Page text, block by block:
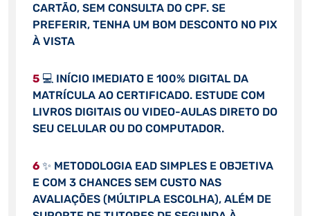
CARTÃO, SEM CONSULTA DO CPF. SE
PREFERIR, TENHA UM BOM DESCONTO NO PIX
À VISTA
5💻 INÍCIO IMEDIATO E 100% DIGITAL DA
MATRÍCULA AO CERTIFICADO. ESTUDE COM
LIVROS DIGITAIS OU VIDEO-AULAS DIRETO DO
SEU CELULAR OU DO COMPUTADOR.
6✨ METODOLOGIA EAD SIMPLES E OBJETIVA
E COM 3 CHANCES SEM CUSTO NAS
AVALIAÇÕES (MÚLTIPLA ESCOLHA), ALÉM DE